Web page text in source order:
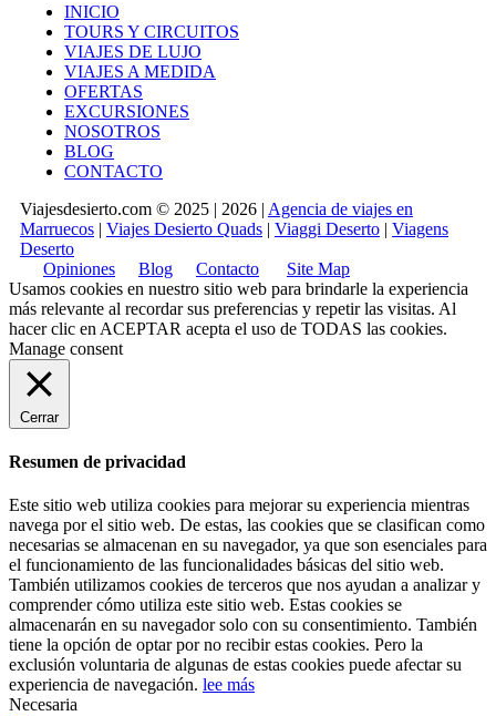
INICIO
TOURS Y CIRCUITOS
VIAJES DE LUJO
VIAJES A MEDIDA
OFERTAS
EXCURSIONES
NOSOTROS
BLOG
CONTACTO
Viajesdesierto.com © 2025 | 2026 | Agencia de viajes en
Marruecos | Viajes Desierto Quads | Viaggi Deserto | Viagens
Deserto
Opiniones
Blog Contacto
Site Map
Usamos cookies en nuestro sitio web para brindarle la experiencia
más relevante al recordar sus preferencias y repetir las visitas. Al
hacer clic en ACEPTAR acepta el uso de TODAS las cookies.
Manage consent
Cerrar
Resumen de privacidad
Este sitio web utiliza cookies para mejorar su experiencia mientras
navega por el sitio web. De estas, las cookies que se clasifican como
necesarias se almacenan en su navegador, ya que son esenciales para
el funcionamiento de las funcionalidades básicas del sitio web.
También utilizamos cookies de terceros que nos ayudan a analizar y
comprender cómo utiliza este sitio web. Estas cookies se
almacenarán en su navegador solo con su consentimiento. También
tiene la opción de optar por no recibir estas cookies. Pero la
exclusión voluntaria de algunas de estas cookies puede afectar su
experiencia de navegación. lee más
Necesaria